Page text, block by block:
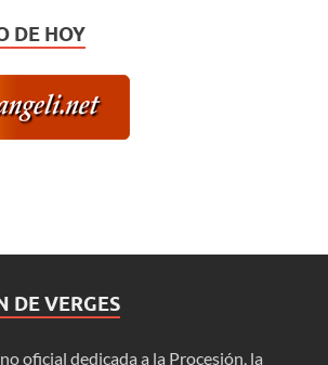
DE HOY
DE VERGES
oficial dedicada a la Procesión, la